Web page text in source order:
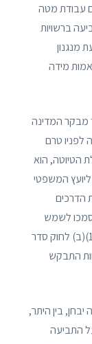
עבודת מטה
ברשויות
מנגנון
מידה
המדינה
לפניו טרם
הטיוטה, הוא
המשפטי
הדרכים
לשמש
נציגי היועץ המשפטי לממשלה לפי סעיף 12(א)(1)(ב) לחוק סדר
משולב], התשמ"ב-1982. הצוות התבקש
בין היתר,
התביעה